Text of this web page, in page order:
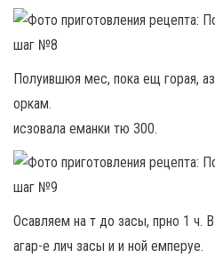
Полуившюя мес, пока ещ горая,
оркам.
исзовала еманки тю 300.
Осавляем на т до засы, прно 1 ч.
агар-е лич засы и и ной емперуе.